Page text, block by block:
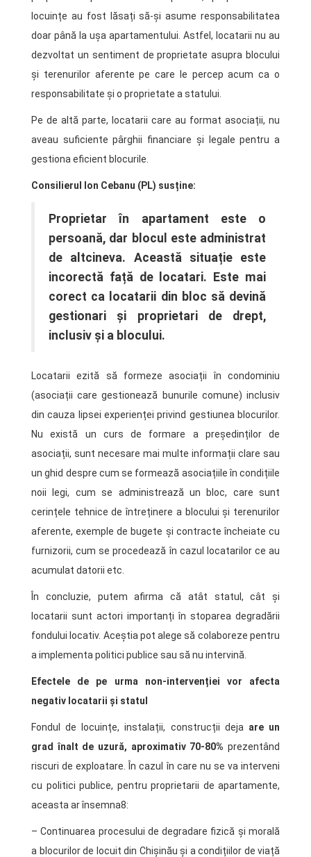
locuințe au fost lăsați să-și asume responsabilitatea
doar până la ușa apartamentului. Astfel, locatarii nu au
dezvoltat un sentiment de proprietate asupra blocului
și terenurilor aferente pe care le percep acum ca o
responsabilitate și o proprietate a statului.
Pe de altă parte, locatarii care au format asociații, nu
aveau suficiente pârghii financiare și legale pentru a
gestiona eficient blocurile.
Consilierul Ion Cebanu (PL) susține:
Proprietar în apartament este o
persoană, dar blocul este administrat
de altcineva. Această situație este
incorectă față de locatari. Este mai
corect ca locatarii din bloc să devină
gestionari și proprietari de drept,
inclusiv și a blocului.
Locatarii ezită să formeze asociații în condominiu
(asociații care gestionează bunurile comune) inclusiv
din cauza lipsei experienței privind gestiunea blocurilor.
Nu există un curs de formare a președinților de
asociații, sunt necesare mai multe informații clare sau
un ghid despre cum se formează asociațiile în condițiile
noii legi, cum se administrează un bloc, care sunt
cerințele tehnice de întreținere a blocului și terenurilor
aferente, exemple de bugete și contracte încheiate cu
furnizorii, cum se procedează în cazul locatarilor ce au
acumulat datorii etc.
În concluzie, putem afirma că atât statul, cât și
locatarii sunt actori importanți în stoparea degradării
fondului locativ. Aceștia pot alege să colaboreze pentru
a implementa politici publice sau să nu intervină.
Efectele de pe urma non-intervenției vor afecta
negativ locatarii și statul
Fondul de locuințe, instalații, construcții deja are un
grad înalt de uzură, aproximativ 70-80% prezentând
riscuri de exploatare. În cazul în care nu se va interveni
cu politici publice, pentru proprietarii de apartamente,
aceasta ar însemna8:
– Continuarea procesului de degradare fizică și morală
a blocurilor de locuit din Chișinău și a condițiilor de viață